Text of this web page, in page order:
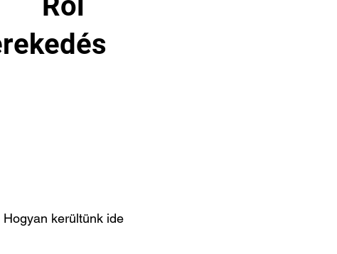
Hogyan kerültünk ide